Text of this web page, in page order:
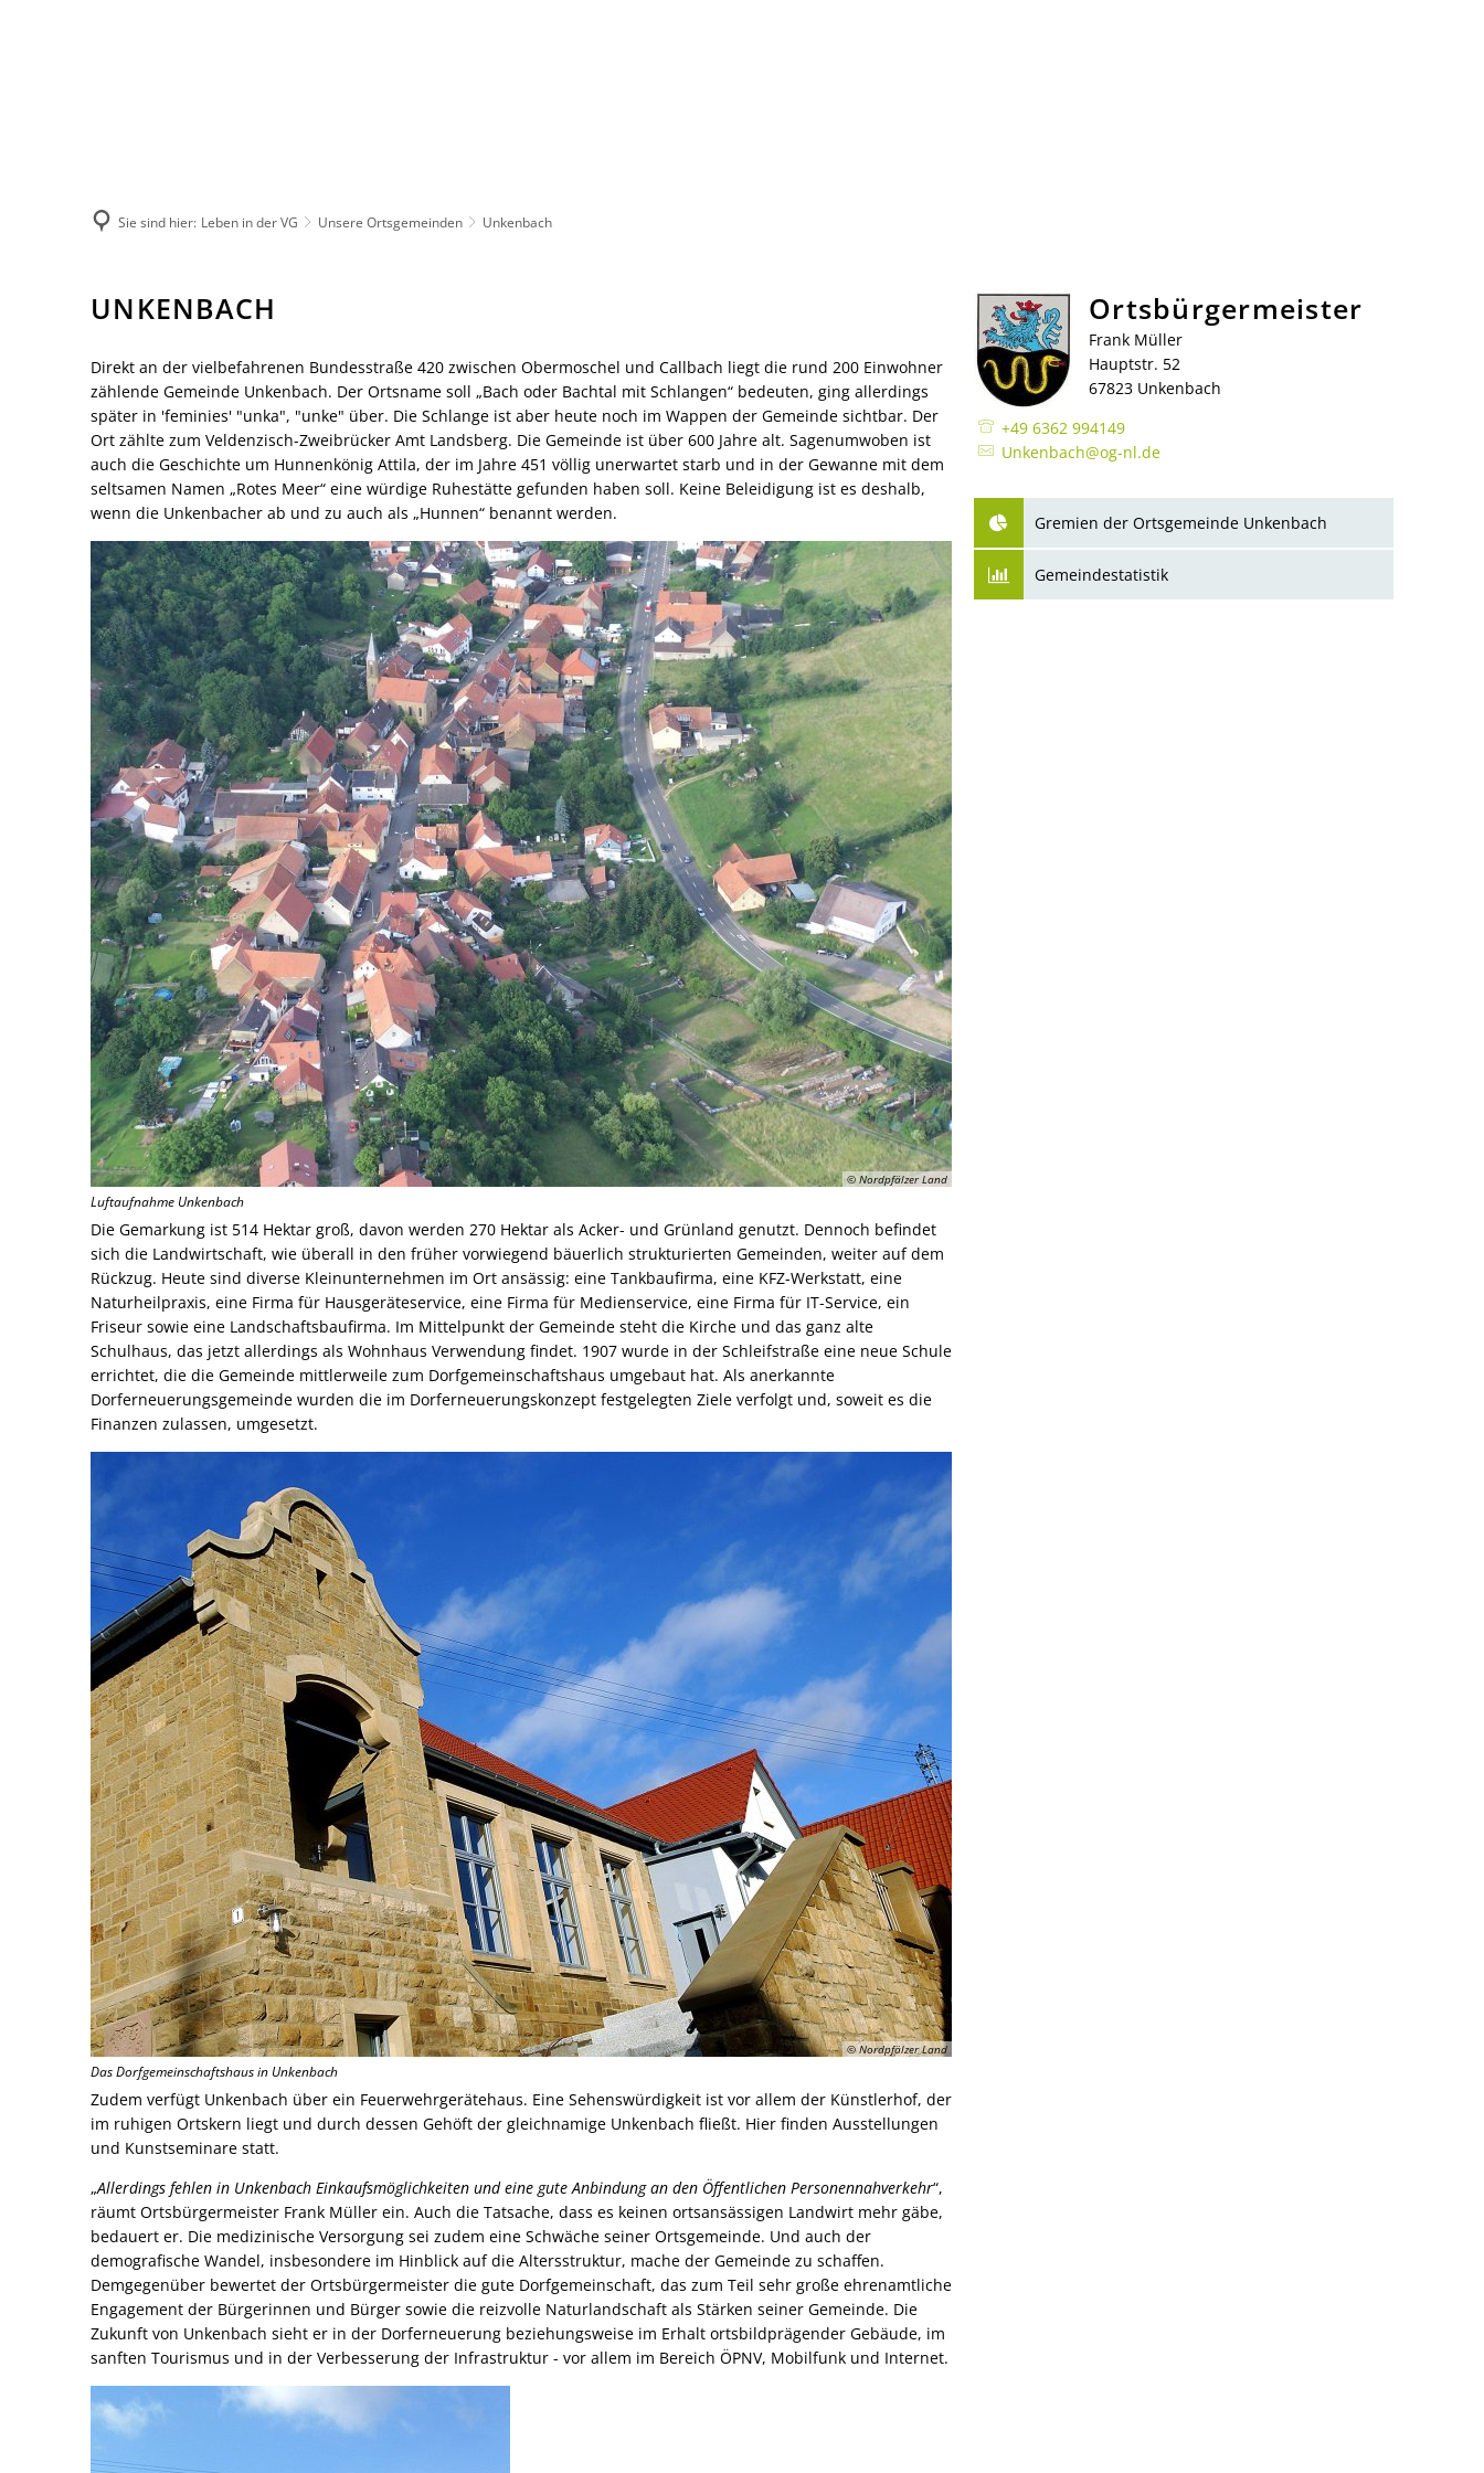
Unsere Ortsgemeinden
Haus- und Badeordnung
Attraktionen & Ausstattung
Funktionsweise
Kursangebote
Ansprechpartner
Wasserversorgung
Wasserqualität & -Härte
Gebühren und Beiträge
Abwasserbeseitigung
Kanalspülungen
Heiraten
Bildung
Kindertagesstätten
Kitabündnis Nordpfälzer Glückskinder
Schulen
Volkshochschule
Vereine
Vereinsversammlungen
Sprechtage der Deutschen Rentenversicherung
Feuerwehren
Umwelt, Planen, Bauen
Verfügbare Bauplätze
Klimaschutz
Gewässer
Mobilität (ÖPNV)
Links mit Bezug zur jüdischen Geschichte und Gegenwart
Bürgerbus
Öffentliche Bekanntmachungen
Ausschreibungen
Termine für das Bürgerbüro
Organigramm
Fundbüro
Gastronomie
Regionale Produkte
Sie sind hier: Leben in der VG Unsere Ortsgemeinden Unkenbach
UnkenbachUNKENBACH
Direkt an der vielbefahrenen Bundesstraße 420 zwischen Obermoschel und Callbach liegt die rund 200 Einwohner
zählende Gemeinde Unkenbach. Der Ortsname soll „Bach oder Bachtal mit Schlangen“ bedeuten, ging allerdings
später in 'feminies' "unka", "unke" über. Die Schlange ist aber heute noch im Wappen der Gemeinde sichtbar. Der
Ort zählte zum Veldenzisch-Zweibrücker Amt Landsberg. Die Gemeinde ist über 600 Jahre alt. Sagenumwoben ist
auch die Geschichte um Hunnenkönig Attila, der im Jahre 451 völlig unerwartet starb und in der Gewanne mit dem
seltsamen Namen „Rotes Meer“ eine würdige Ruhestätte gefunden haben soll. Keine Beleidigung ist es deshalb,
wenn die Unkenbacher ab und zu auch als „Hunnen“ benannt werden.
© Nordpfälzer Land
Luftaufnahme Unkenbach
Die Gemarkung ist 514 Hektar groß, davon werden 270 Hektar als Acker- und Grünland genutzt. Dennoch befindet
sich die Landwirtschaft, wie überall in den früher vorwiegend bäuerlich strukturierten Gemeinden, weiter auf dem
Rückzug. Heute sind diverse Kleinunternehmen im Ort ansässig: eine Tankbaufirma, eine KFZ-Werkstatt, eine
Naturheilpraxis, eine Firma für Hausgeräteservice, eine Firma für Medienservice, eine Firma für IT-Service, ein
Friseur sowie eine Landschaftsbaufirma. Im Mittelpunkt der Gemeinde steht die Kirche und das ganz alte
Schulhaus, das jetzt allerdings als Wohnhaus Verwendung findet. 1907 wurde in der Schleifstraße eine neue Schule
errichtet, die die Gemeinde mittlerweile zum Dorfgemeinschaftshaus umgebaut hat. Als anerkannte
Dorferneuerungsgemeinde wurden die im Dorferneuerungskonzept festgelegten Ziele verfolgt und, soweit es die
Finanzen zulassen, umgesetzt.
© Nordpfälzer Land
Das Dorfgemeinschaftshaus in Unkenbach
Zudem verfügt Unkenbach über ein Feuerwehrgerätehaus. Eine Sehenswürdigkeit ist vor allem der Künstlerhof, der
im ruhigen Ortskern liegt und durch dessen Gehöft der gleichnamige Unkenbach fließt. Hier finden Ausstellungen
und Kunstseminare statt.
„Allerdings fehlen in Unkenbach Einkaufsmöglichkeiten und eine gute Anbindung an den Öffentlichen Personennahverkehr“,
räumt Ortsbürgermeister Frank Müller ein. Auch die Tatsache, dass es keinen ortsansässigen Landwirt mehr gäbe,
bedauert er. Die medizinische Versorgung sei zudem eine Schwäche seiner Ortsgemeinde. Und auch der
demografische Wandel, insbesondere im Hinblick auf die Altersstruktur, mache der Gemeinde zu schaffen.
Demgegenüber bewertet der Ortsbürgermeister die gute Dorfgemeinschaft, das zum Teil sehr große ehrenamtliche
Engagement der Bürgerinnen und Bürger sowie die reizvolle Naturlandschaft als Stärken seiner Gemeinde. Die
Zukunft von Unkenbach sieht er in der Dorferneuerung beziehungsweise im Erhalt ortsbildprägender Gebäude, im
sanften Tourismus und in der Verbesserung der Infrastruktur - vor allem im Bereich ÖPNV, Mobilfunk und Internet.
Ortsbürgermeister
Frank Müller
Hauptstr. 52
67823 Unkenbach
+49 6362 994149
Unkenbach@og-nl.de
Gremien der Ortsgemeinde Unkenbach
Gemeindestatistik